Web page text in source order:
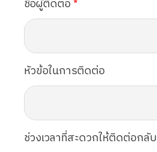
ชื่อผู้ติดต่อ
หัวข้อในการติดต่อ
ช่วงเวลาที่สะดวกให้ติดต่อกลับ